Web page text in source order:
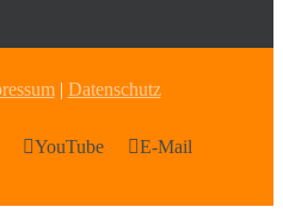
| Datenschutz
YouTube E-Mail